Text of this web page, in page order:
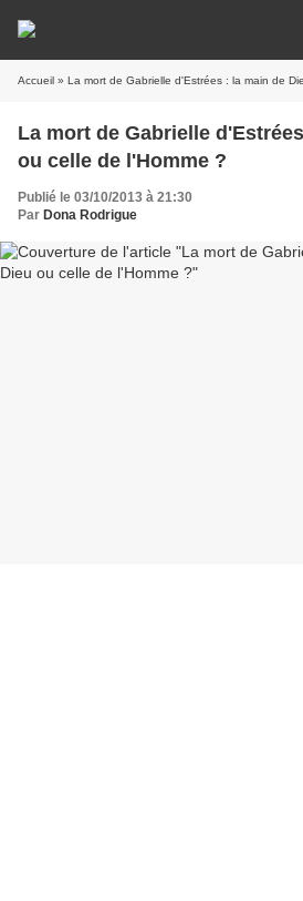
Accueil » La mort de Gabrielle d'Estrées : la main de
La mort de Gabrielle
ou celle de l'Homme ?
Publié le 03/10/2013 à 21:30
Par Dona Rodrigue